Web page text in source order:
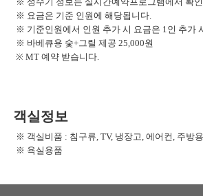
※ 요금은 기준 인원에 해당됩니다.
※ 기준인원에서 인원 추가 시 요금은 1인 추가
※ 바베큐용 숯+그릴 제공 25,000원
※ MT 예약 받습니다.
객실정보
※ 객실비품 : 침구류, TV, 냉장고, 에어컨, 주방
※ 욕실용품